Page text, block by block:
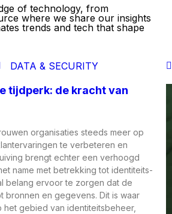
of technology, from
where we share our insights
trends and tech that shape
DATA & SECURITY
tijdperk: de kracht van
organisaties steeds meer op
te verbeteren en
brengt echter een verhoogd
name met betrekking tot identiteits-
belang ervoor te zorgen dat de
bronnen en gegevens. Dit is waar
het gebied van identiteitsbeheer,